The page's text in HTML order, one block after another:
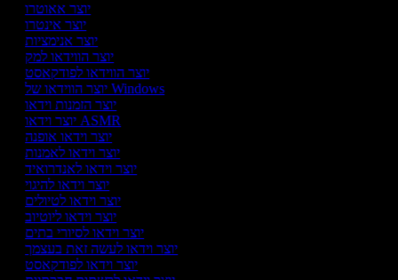
יוצר אאוטרו
יוצר אינטרו
יוצר אנימציות
יוצר הווידאו למק
יוצר הווידאו לפודקאסט
יוצר הווידאו של Windows
יוצר הזמנות וידאו
יוצר וידאו ASMR
יוצר וידאו אופנה
יוצר וידאו לאמנות
יוצר וידאו לאנדרואיד
יוצר וידאו להיגוי
יוצר וידאו לטיולים
יוצר וידאו ליוטיוב
יוצר וידאו לסיורי בתים
יוצר וידאו לעשה זאת בעצמך
יוצר וידאו לפודקאסט